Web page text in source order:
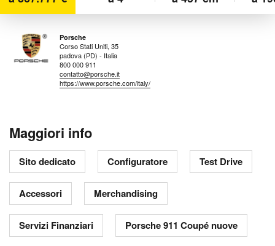
Porsche
Corso Stati Uniti, 35
padova (PD) - Italia
800 000 911
contatto@porsche.it
https://www.porsche.com/italy/
Maggiori info
Sito dedicato Configuratore Test Drive
Accessori Merchandising
Servizi Finanziari Porsche 911 Coupé nuove